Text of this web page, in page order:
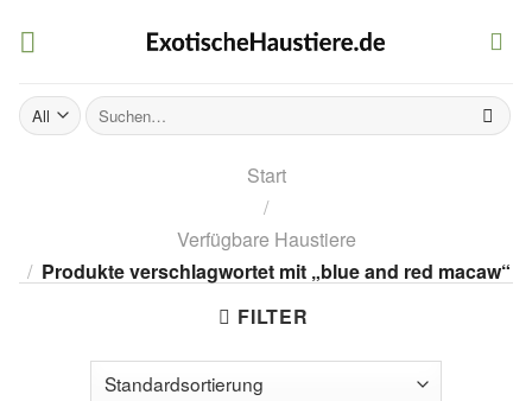
Suchen
nach:
Start
/
Verfügbare Haustiere
/ Produkte verschlagwortet mit „blue and red macaw“
FILTER